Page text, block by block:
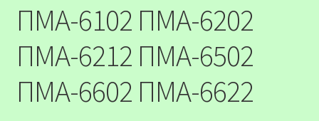
Прайс
Контакти
Про компанію
ПМА-6102 ПМА-6202
ПМА-6212 ПМА-6502
ПМА-6602 ПМА-6622